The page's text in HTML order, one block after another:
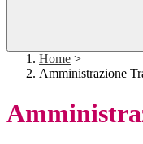
Home >
Amministrazione